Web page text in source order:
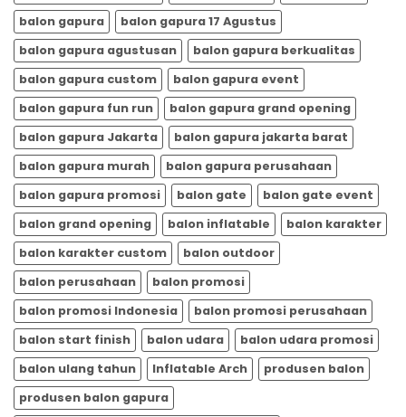
balon gapura
balon gapura 17 Agustus
balon gapura agustusan
balon gapura berkualitas
balon gapura custom
balon gapura event
balon gapura fun run
balon gapura grand opening
balon gapura Jakarta
balon gapura jakarta barat
balon gapura murah
balon gapura perusahaan
balon gapura promosi
balon gate
balon gate event
balon grand opening
balon inflatable
balon karakter
balon karakter custom
balon outdoor
balon perusahaan
balon promosi
balon promosi Indonesia
balon promosi perusahaan
balon start finish
balon udara
balon udara promosi
balon ulang tahun
Inflatable Arch
produsen balon
produsen balon gapura